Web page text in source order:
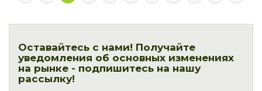
Оставайтесь с нами! Получайте
уведомления об основных изменениях
на рынке - подпишитесь на нашу
рассылку!